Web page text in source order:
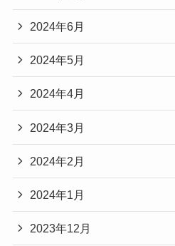
2024年6月
2024年5月
2024年4月
2024年3月
2024年2月
2024年1月
2023年12月